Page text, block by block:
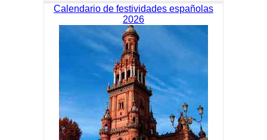
Calendario de festividades españolas
2026